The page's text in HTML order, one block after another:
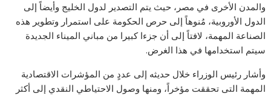
والمدن الأخرى في مصر، حيث يتم التصدير لدول الخليج وأيضاً إلى
الدول الأوروبية، مُنوهاً إلى حرص الحكومة على استمرار وتطوير هذه
الصناعة المهمة، لافتاً إلى أن جزءا كبيرا من مباني الميناء الجديدة
سيتم استخدامها في هذا الغرض.
وأشار رئيس الوزراء خلال حديثه إلى عددٍ من المؤشرات الاقتصادية
المهمة التى تحققت مؤخراً، ومنها وصول الاحتياطي النقدي إلى أكثر